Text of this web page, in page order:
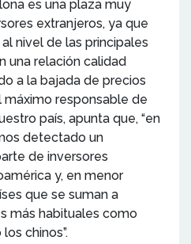
es una plaza muy
extranjeros, ya que
nivel de las principales
una relación calidad
a la bajada de precios
máximo responsable de
país, apunta que, “en
detectado un
de inversores
y, en menor
que se suman a
más habituales como
chinos”.